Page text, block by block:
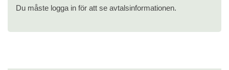
Du måste logga in för att se avtalsinformationen.